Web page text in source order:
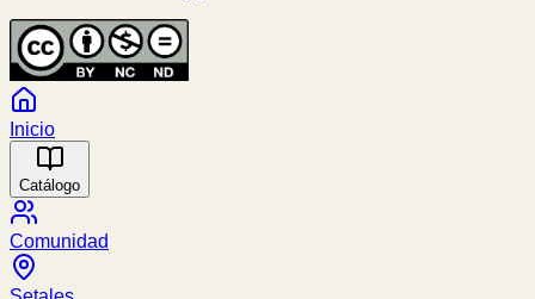
Inicio
Catálogo
Comunidad